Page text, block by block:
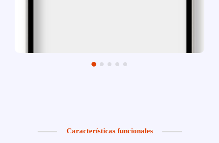
Características funcionales